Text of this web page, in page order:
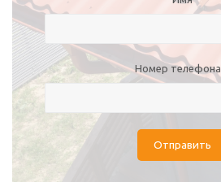
Номер телефона
Отправить